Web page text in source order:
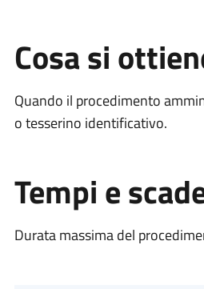
Cosa si
Quando il procedimento
o tesserino identificativo.
Tempi e
Durata massima del